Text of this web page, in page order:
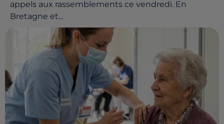
appels aux rassemblements ce vendredi. En
Bretagne et...